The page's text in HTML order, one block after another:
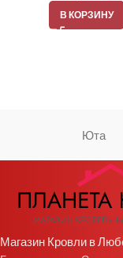
В КОРЗИНУ
Юта
Магазин Кровли в